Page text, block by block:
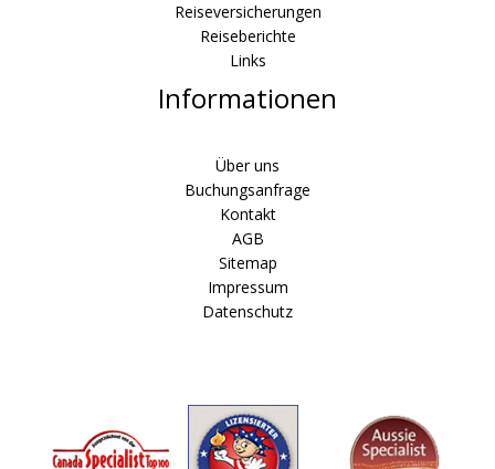
Reiseversicherungen
Reiseberichte
Links
Informationen
Über uns
Buchungsanfrage
Kontakt
AGB
Sitemap
Impressum
Datenschutz